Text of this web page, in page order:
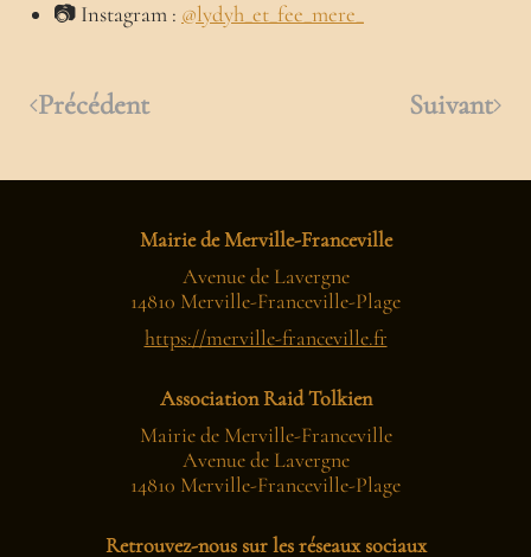
📷 Instagram : @lydyh_et_fee_mere_
Précédent Suivant
Mairie de Merville-Franceville
Avenue de Lavergne
14810 Merville-Franceville-Plage
https://merville-franceville.fr
Association Raid Tolkien
Mairie de Merville-Franceville
Avenue de Lavergne
14810 Merville-Franceville-Plage
Retrouvez-nous sur les réseaux sociaux